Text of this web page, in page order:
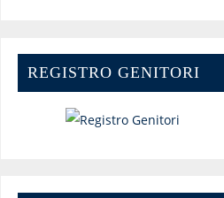
REGISTRO GENITORI